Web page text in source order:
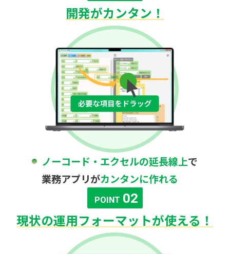
開発がカンタン！
ノーコード・エクセルの延長線上で
業務アプリがカンタンに作れる
POINT 02
現状の運用フォーマットが使える！